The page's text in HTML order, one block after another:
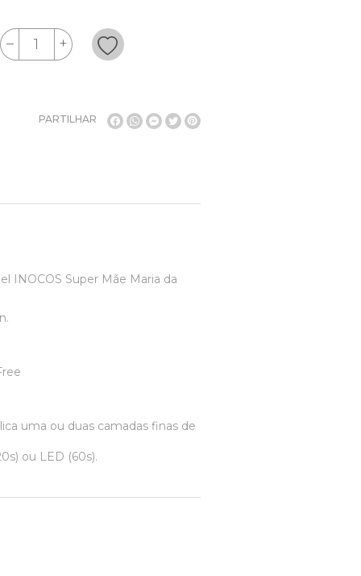
PARTILHAR
INOCOS Super Mãe Maria da
uma ou duas camadas finas de
ou LED (60s).